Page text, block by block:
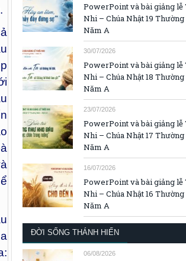
PowerPoint và bài giảng lễ
Nhi – Chúa Nhật 19
Năm A
30/07/2026
PowerPoint và bài giảng lễ
Nhi – Chúa Nhật 18
Năm A
23/07/2026
PowerPoint và bài giảng lễ
Nhi – Chúa Nhật 17
Năm A
16/07/2026
PowerPoint và bài giảng lễ
Nhi – Chúa Nhật 16
Năm A
ĐỜI SỐNG THÁNH HIẾN
06/08/2026